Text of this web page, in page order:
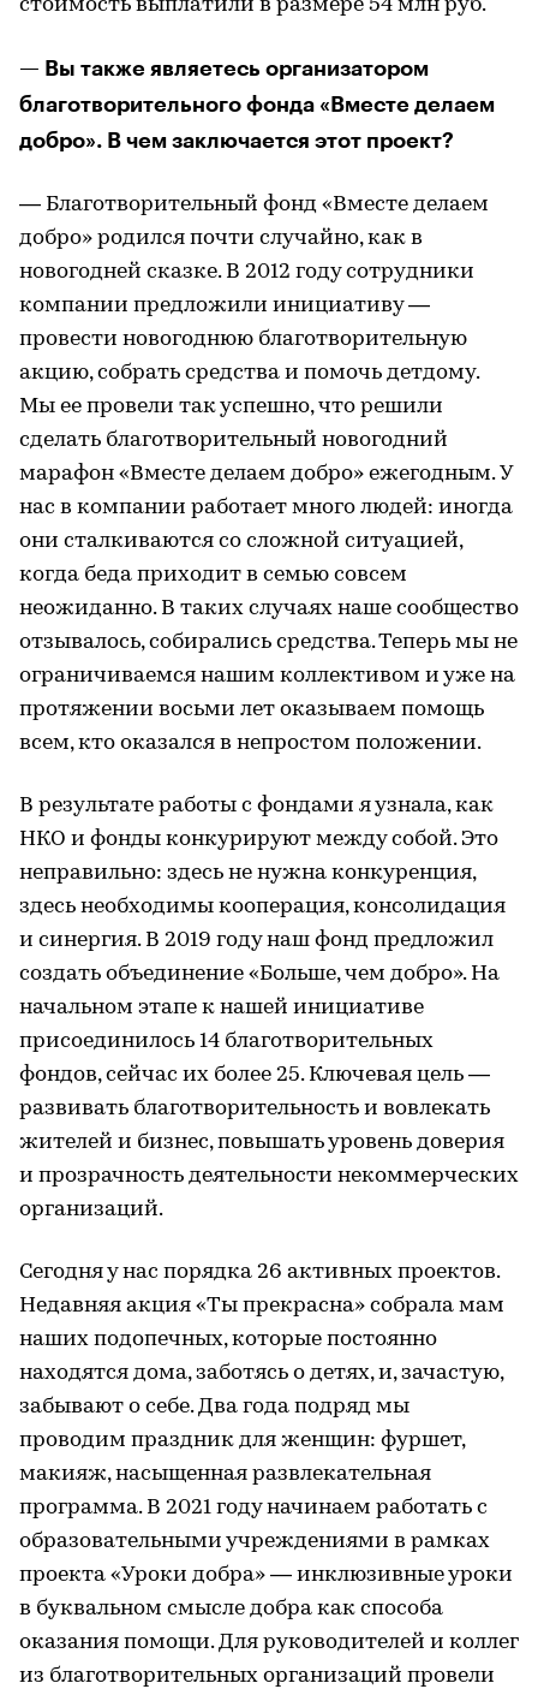
стоимость выплатили в размере 54 млн руб.
— Вы также являетесь организатором
благотворительного фонда «Вместе делаем
добро». В чем заключается этот проект?
— Благотворительный фонд «Вместе делаем
добро» родился почти случайно, как в
новогодней сказке. В 2012 году сотрудники
компании предложили инициативу —
провести новогоднюю благотворительную
акцию, собрать средства и помочь детдому.
Мы ее провели так успешно, что решили
сделать благотворительный новогодний
марафон «Вместе делаем добро» ежегодным. У
нас в компании работает много людей: иногда
они сталкиваются со сложной ситуацией,
когда беда приходит в семью совсем
неожиданно. В таких случаях наше сообщество
отзывалось, собирались средства. Теперь мы не
ограничиваемся нашим коллективом и уже на
протяжении восьми лет оказываем помощь
всем, кто оказался в непростом положении.
В результате работы с фондами я узнала, как
НКО и фонды конкурируют между собой. Это
неправильно: здесь не нужна конкуренция,
здесь необходимы кооперация, консолидация
и синергия. В 2019 году наш фонд предложил
создать объединение «Больше, чем добро». На
начальном этапе к нашей инициативе
присоединилось 14 благотворительных
фондов, сейчас их более 25. Ключевая цель —
развивать благотворительность и вовлекать
жителей и бизнес, повышать уровень доверия
и прозрачность деятельности некоммерческих
организаций.
Сегодня у нас порядка 26 активных проектов.
Недавняя акция «Ты прекрасна» собрала мам
наших подопечных, которые постоянно
находятся дома, заботясь о детях, и, зачастую,
забывают о себе. Два года подряд мы
проводим праздник для женщин: фуршет,
макияж, насыщенная развлекательная
программа. В 2021 году начинаем работать с
образовательными учреждениями в рамках
проекта «Уроки добра» — инклюзивные уроки
в буквальном смысле добра как способа
оказания помощи. Для руководителей и коллег
из благотворительных организаций провели